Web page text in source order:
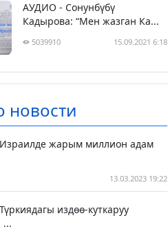
АУДИО - Сонунбүбү
Кадырова: “Мен жазган Ка...
5039910 15.09.2021 6:18
новости
жарым миллион адам
13.03.2023 19:22
издөө-куткаруу